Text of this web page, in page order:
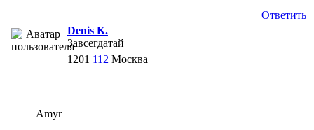
Ответить
Denis K.
Завсегдатай
1201 112 Москва
Amyr